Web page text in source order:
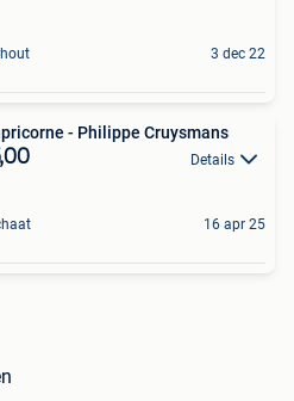
3 dec 22
- Philippe Cruysmans
Details
16 apr 25